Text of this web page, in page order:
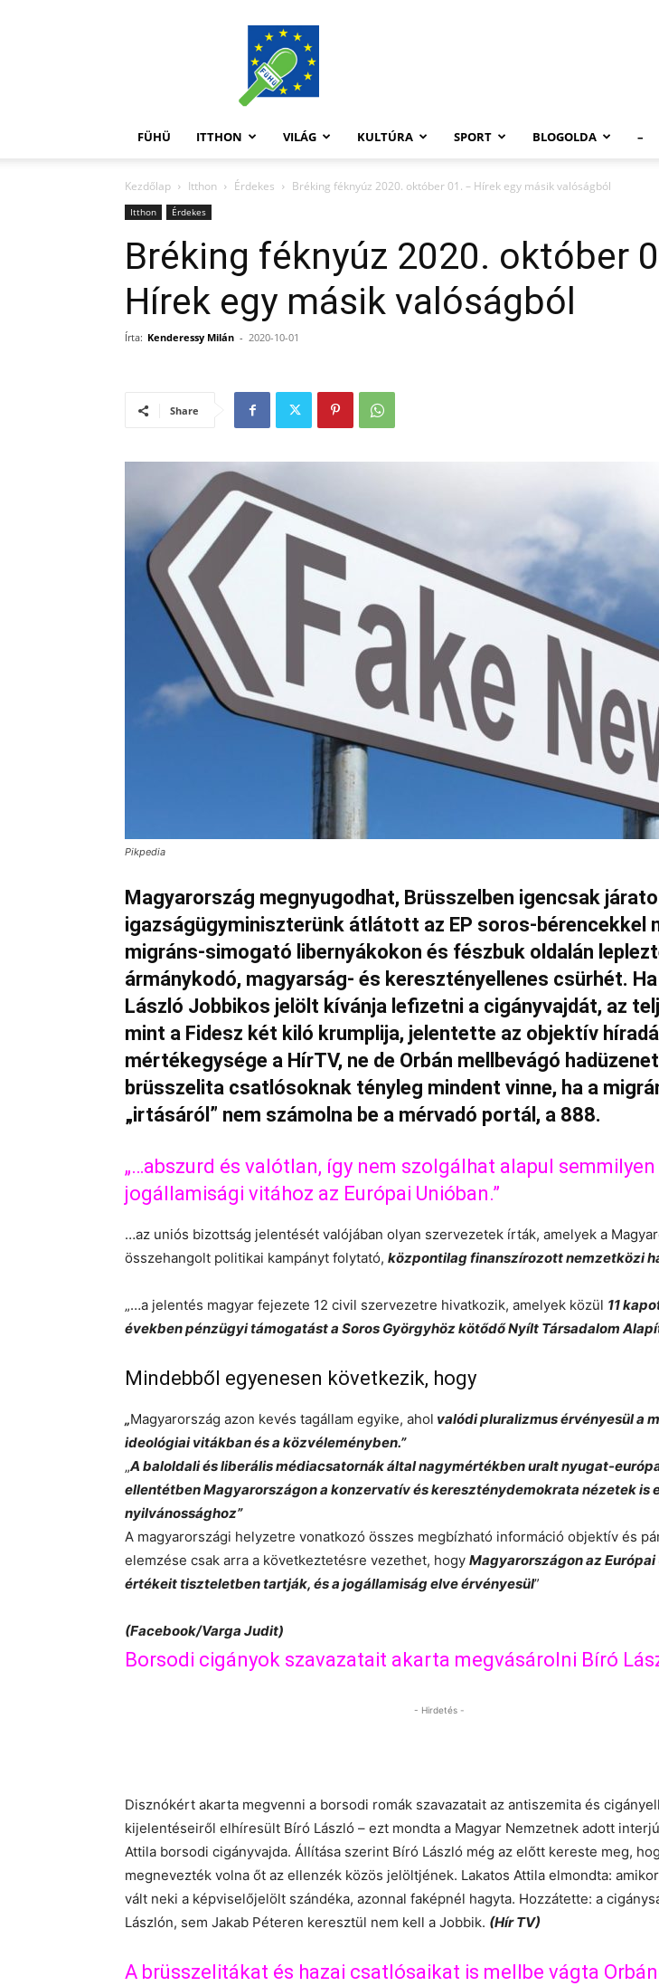
FüHü
FÜHÜ ITTHON VILÁG KULTÚRA SPORT BLOGOLDA –
Kezdőlap Itthon Érdekes Bréking féknyúz 2020. október 01. – Hírek egy másik valóságból
Itthon Érdekes
Bréking féknyúz 2020. október
Hírek egy másik valóságból
Írta: Kenderessy Milán - 2020-10-01
Share
Pikpedia
Magyarország megnyugodhat, Brüsszelben igencsak
igazságügyminiszterünk átlátott az EP soros-
migráns-simogató libernyákokon és fészbuk oldalán
ármánykodó, magyarság- és keresztényellenes csürhét.
László Jobbikos jelölt kívánja lefizetni a cigányvajdát, az
mint a Fidesz két kiló krumplija, jelentette az objektív
mértékegysége a HírTV, ne de Orbán mellbevágó
brüsszelita csatlósoknak tényleg mindent vinne, ha a
„irtásáról” nem számolna be a mérvadó portál, a 888.
„…abszurd és valótlan, így nem szolgálhat alapul semmilyen
jogállamisági vitához az Európai Unióban.”
…az uniós bizottság jelentését valójában olyan szervezetek írták, amelyek a
összehangolt politikai kampányt folytató, központilag finanszírozott nemzetközi
„…a jelentés magyar fejezete 12 civil szervezetre hivatkozik, amelyek közül 11
években pénzügyi támogatást a Soros Györgyhöz kötődő Nyílt Társadalom
Mindebből egyenesen következik, hogy
„Magyarország azon kevés tagállam egyike, ahol valódi pluralizmus érvényesül a
ideológiai vitákban és a közvéleményben.”
„A baloldali és liberális médiacsatornák által nagymértékben uralt nyugat-
ellentétben Magyarországon a konzervatív és kereszténydemokrata nézetek is
nyilvánossághoz”
A magyarországi helyzetre vonatkozó összes megbízható információ objektív és
elemzése csak arra a következtetésre vezethet, hogy Magyarországon az
értékeit tiszteletben tartják, és a jogállamiság elve érvényesül”
(Facebook/Varga Judit)
Borsodi cigányok szavazatait akarta megvásárolni Bíró
- Hirdetés -
Disznókért akarta megvenni a borsodi romák szavazatait az antiszemita és
kijelentéseiről elhíresült Bíró László – ezt mondta a Magyar Nemzetnek adott
Attila borsodi cigányvajda. Állítása szerint Bíró László még az előtt kereste meg,
megnevezték volna őt az ellenzék közös jelöltjének. Lakatos Attila elmondta:
vált neki a képviselőjelölt szándéka, azonnal faképnél hagyta. Hozzátette: a
Lászlón, sem Jakab Péteren keresztül nem kell a Jobbik. (Hír TV)
A brüsszelitákat és hazai csatlósaikat is mellbe vágta